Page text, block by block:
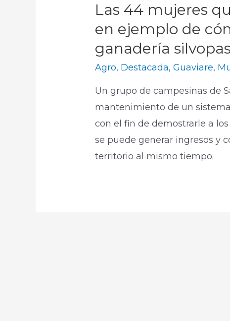
Las 44 mujeres
en ejemplo de
ganadería
Agro, Destacada,Guaviare,
Un grupo de campesinas de
mantenimiento de un
con el fin de demostrarle a
se puede generar ingresos y
territorio al mismo tiempo.​